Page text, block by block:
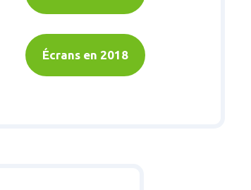
Écrans en 2018